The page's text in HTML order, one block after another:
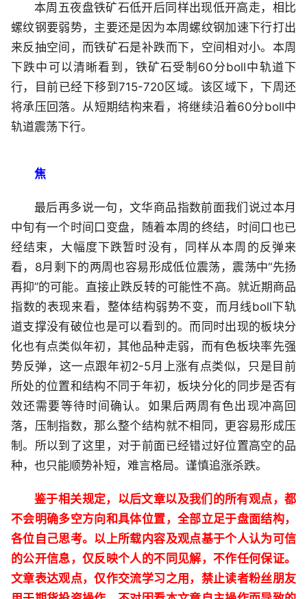
本周五夜盘铁矿石低开后同样出现低开高走，相比
螺纹钢要弱势，主要还是因为本周螺纹钢加速下行打出
来反抽空间，而铁矿石是补跌而下，空间相对小。本周
下跌中可以清晰看到，铁矿石受制60分boll中轨道下
行，目前已经下移到715-720区域。该区域下，下周还
将承压回落。从短期结构来看，将继续沿着60分boll中
轨道震荡下行。
焦
最后再多说一句，文华商品指数前面我们说过本月
中旬有一个时间口变盘，随着本周的终结，时间口也已
经结束，大幅度下跌暂时没有，同样从本周的反弹来
看，8月剩下的两周也容易形成低位震荡，震荡中“先扬
再抑”的可能。直接止跌反转的可能性不高。就近期商品
指数的表现来看，整体结构弱势不变，而月线boll下轨
道支撑没有破位也是可以看到的。而同时出现的板块分
化也有点类似年初，其他品种走弱，而有色板块率先强
势反弹，这一点跟年初2-5月上涨有点类似，只是目前
所处的位置和结构不同于年初，板块分化的同步是否有
效还需要等待时间确认。如果后两周有色出现冲高回
落，压制指数，那么整个结构就不相同，更容易形成压
制。所以到了这里，对于前面已经错过好位置高空的品
种，也只能顺势补短，难言格局。谨慎追涨杀跌。
鉴于相关规定，以后文章以及我们的所有观点，都
不会明确多空方向和具体位置，全部立足于盘面结构，
各位自己思考。以上所载内容及观点基于个人认为可信
的公开信息，仅反映个人的不同见解，不作任何保证。
文章表达观点，仅作交流学习之用，禁止读者粉丝朋友